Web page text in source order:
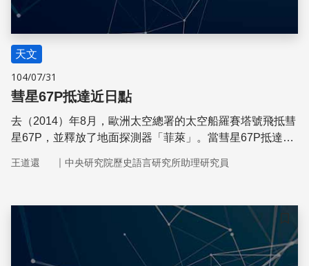
天文
104/07/31
彗星67P抵達近日點
去（2014）年8月，歐洲太空總署的太空船羅賽塔號飛抵彗
星67P，並釋放了地面探測器「菲萊」。當彗星67P抵達近
觀的彗星噴流。
王道還 ｜ 中央研究院歷史語言研究所助理研究員
儲存